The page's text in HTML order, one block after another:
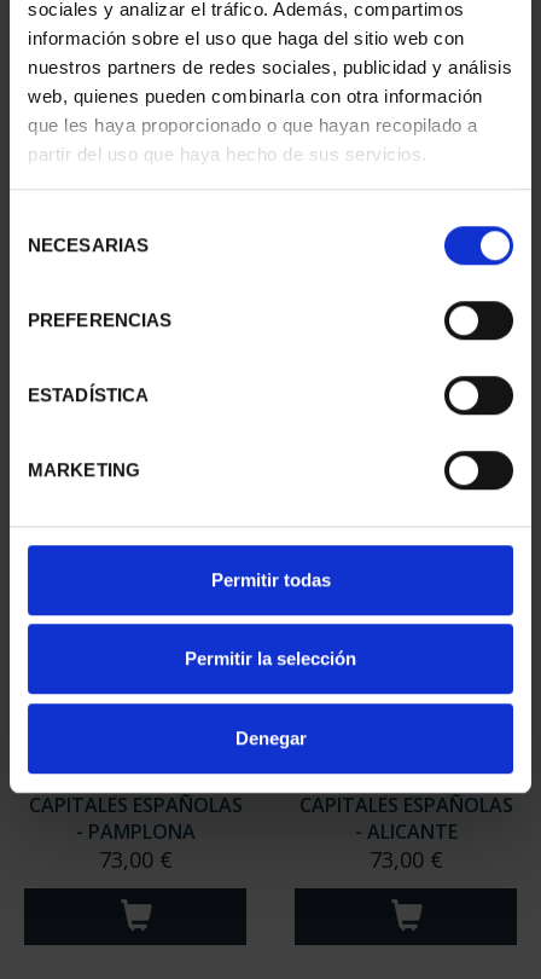
sociales y analizar el tráfico. Además, compartimos
información sobre el uso que haga del sitio web con
nuestros partners de redes sociales, publicidad y análisis
web, quienes pueden combinarla con otra información
que les haya proporcionado o que hayan recopilado a
partir del uso que haya hecho de sus servicios.
NECESARIAS
PREFERENCIAS
ESTADÍSTICA
MARKETING
Permitir todas
Permitir la selección
Denegar
- ALBACETE
- MADRID
CAPITALES ESPAÑOLAS
- PAMPLONA
73,00 €
CAPITALES ESPAÑOLAS
- ALICANTE
73,00 €